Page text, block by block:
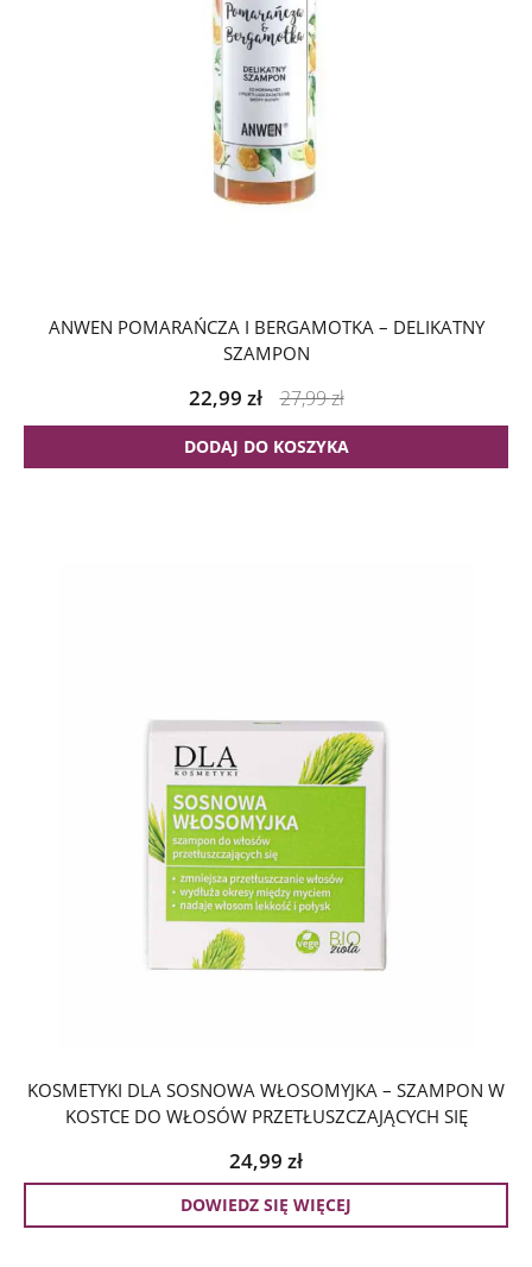
ANWEN POMARAŃCZA I BERGAMOTKA – DELIKATNY
SZAMPON
22,99 zł 27,99zł
DODAJ DO KOSZYKA
KOSMETYKI DLA SOSNOWA WŁOSOMYJKA – SZAMPON W
KOSTCE DO WŁOSÓW PRZETŁUSZCZAJĄCYCH SIĘ
24,99 zł
DOWIEDZ SIĘ WIĘCEJ